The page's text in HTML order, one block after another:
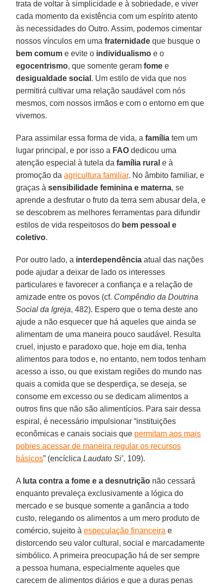
trata de voltar à simplicidade e à sobriedade, e viver
cada momento da existência com um espírito atento
às necessidades do Outro. Assim, podemos cimentar
nossos vínculos em umafraternidade que busque o
bem comum e evite o individualismo e o
egocentrismo, que somente geramfome e
desigualdade social . Um estilo de vida que nos
permitirá cultivar uma relação saudável com nós
mesmos, com nossos irmãos e com o entorno em que
vivemos.
Para assimilar essa forma de vida, afamília tem um
lugar principal, e por isso a FAO dedicou uma
atenção especial à tutela dafamília rural e à
promoção da agricultura familiar. No âmbito familiar, e
graças àsensibilidade feminina e materna, se
aprende a desfrutar o fruto da terra sem abusar dela, e
se descobrem as melhores ferramentas para difundir
estilos de vida respeitosos do bem pessoal e
coletivo.
Por outro lado, a interdependência atual das nações
pode ajudar a deixar de lado os interesses
particulares e favorecer a confiança e a relação de
amizade entre os povos (cf. Compêndio da Doutrina
Social da Igreja, 482). Espero que o tema deste ano
ajude a não esquecer que há aqueles que ainda se
alimentam de uma maneira pouco saudável. Resulta
cruel, injusto e paradoxo que, hoje em dia, tenha
alimentos para todos e, no entanto, nem todos tenham
acesso a isso, ou que existam regiões do mundo nas
quais a comida que se desperdiça, se deseja, se
consome em excesso ou se dedicam alimentos a
outros fins que não são alimentícios. Para sair dessa
espiral, é necessário impulsionar “instituições
econômicas e canais sociais que permitam aos mais
pobres acessar de maneira regular os recursos
básicos” (encíclicaLaudato Si’, 109).
A luta contra a fome e a desnutrição não cessará
enquanto prevaleça exclusivamente a lógica do
mercado e se busque somente a ganância a todo
custo, relegando os alimentos a um mero produto de
comércio, sujeito àespeculação financeira e
distorcendo seu valor cultural, social e marcadamente
simbólico. A primeira preocupação há de ser sempre
a pessoa humana, especialmente aqueles que
carecem de alimentos diários e que a duras penas